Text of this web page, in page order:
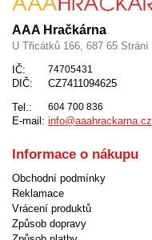
AAA Hračkárna
U Třicátků 166, 687 65 Strání
IČ:
74705431
DIČ:
CZ7411094625
Tel.:
604 700 836
E-mail: info@aaahrackarna.cz
Informace o nákupu
Obchodní podmínky
Reklamace
Vrácení produktů
Způsob dopravy